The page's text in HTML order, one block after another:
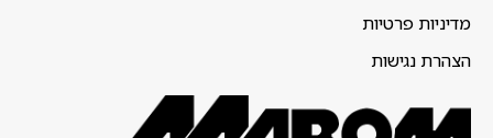
מדיניות פרטיות
הצהרת נגישות